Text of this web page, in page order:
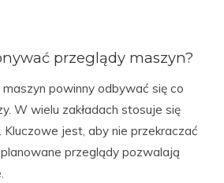
przeglądy maszyn?
powinny odbywać się co
W wielu zakładach stosuje się
jest, aby nie przekraczać
przeglądy pozwalają